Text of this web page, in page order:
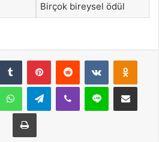
Birçok bireysel ödül
Tumblr PinterestReddit VKontakte
WhatsAppTelegramViber Line E-Posta ile
Yazdır